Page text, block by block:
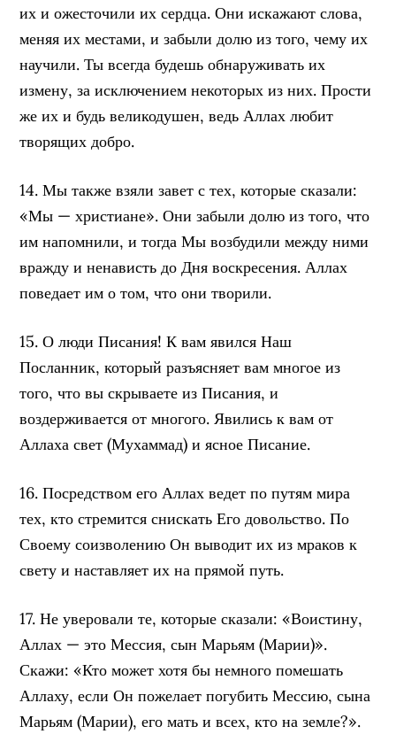
их и ожесточили их сердца. Они искажают слова,
меняя их местами, и забыли долю из того, чему их
научили. Ты всегда будешь обнаруживать их
измену, за исключением некоторых из них. Прости
же их и будь великодушен, ведь Аллах любит
творящих добро.
14. Мы также взяли завет с тех, которые сказали:
«Мы — христиане». Они забыли долю из того, что
им напомнили, и тогда Мы возбудили между ними
вражду и ненависть до Дня воскресения. Аллах
поведает им о том, что они творили.
15. О люди Писания! К вам явился Наш
Посланник, который разъясняет вам многое из
того, что вы скрываете из Писания, и
воздерживается от многого. Явились к вам от
Аллаха свет (Мухаммад) и ясное Писание.
16. Посредством его Аллах ведет по путям мира
тех, кто стремится снискать Его довольство. По
Своему соизволению Он выводит их из мраков к
свету и наставляет их на прямой путь.
17. Не уверовали те, которые сказали: «Воистину,
Аллах — это Мессия, сын Марьям (Марии)».
Скажи: «Кто может хотя бы немного помешать
Аллаху, если Он пожелает погубить Мессию, сына
Марьям (Марии), его мать и всех, кто на земле?».